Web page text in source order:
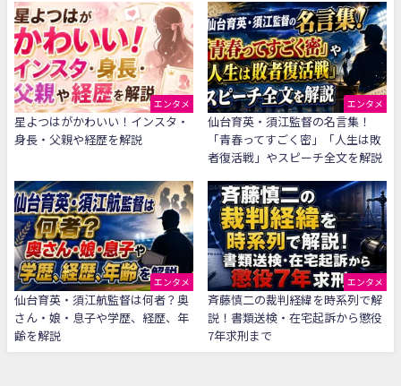
エンタメ
星よつはがかわいい！インスタ・
身長・父親や経歴を解説
エンタメ
仙台育英・須江監督の名言集！
「青春ってすごく密」「人生は敗
者復活戦」やスピーチ全文を解説
エンタメ
仙台育英・須江航監督は何者？奥
さん・娘・息子や学歴、経歴、年
齢を解説
エンタメ
斉藤慎二の裁判経緯を時系列で解
説！書類送検・在宅起訴から懲役
7年求刑まで